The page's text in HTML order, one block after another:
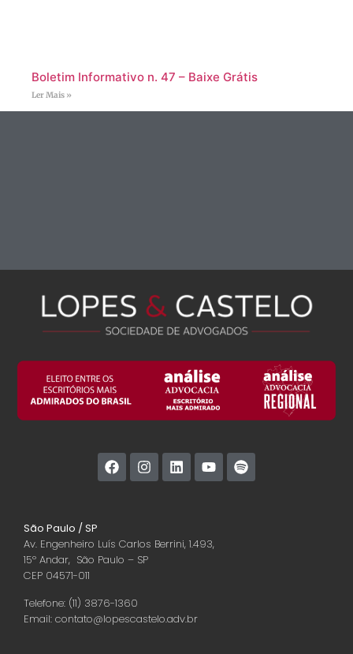
Boletim Informativo n. 47 – Baixe Grátis
Ler Mais »
São Paulo / SP
Av. Engenheiro Luís Carlos Berrini, 1.493,
15º Andar, São Paulo – SP
CEP 04571-011
Telefone: (11) 3876-1360
Email: contato@lopescastelo.adv.br